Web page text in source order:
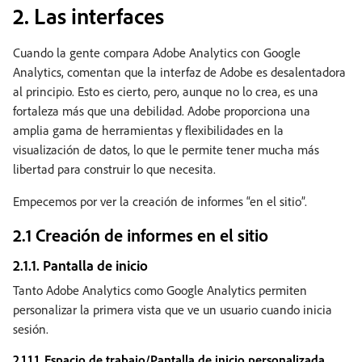
2. Las interfaces
Cuando la gente compara Adobe Analytics con Google
Analytics, comentan que la interfaz de Adobe es desalentadora
al principio. Esto es cierto, pero, aunque no lo crea, es una
fortaleza más que una debilidad. Adobe proporciona una
amplia gama de herramientas y flexibilidades en la
visualización de datos, lo que le permite tener mucha más
libertad para construir lo que necesita.
Empecemos por ver la creación de informes “en el sitio”.
2.1 Creación de informes en el sitio
2.1.1. Pantalla de inicio
Tanto Adobe Analytics como Google Analytics permiten
personalizar la primera vista que ve un usuario cuando inicia
sesión.